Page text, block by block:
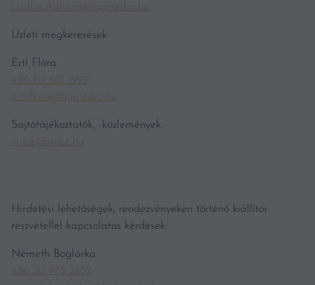
csatlos.Adrienn@hgmedia.hu
Üzleti megkeresések:
Ertl Flóra
+36 70 601 1929
ertl.flora@hgmedia.hu
Sajtótájékoztatók, -közlemények
vince@vince.hu
Hirdetési lehetőségek, rendezvényeken történő kiállítói
részvétellel kapcsolatos kérdések:
Németh Boglárka
+36 30 975 2652